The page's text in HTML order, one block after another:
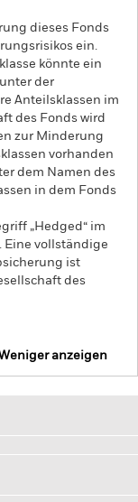
dieses Fonds
ein.
könnte ein
der
Anteilsklassen im
des Fonds wird
zur Minderung
vorhanden
dem Namen des
in dem Fonds
„Hedged“ im
Eine vollständige
ist
des
anzeigen
gegenüber
als